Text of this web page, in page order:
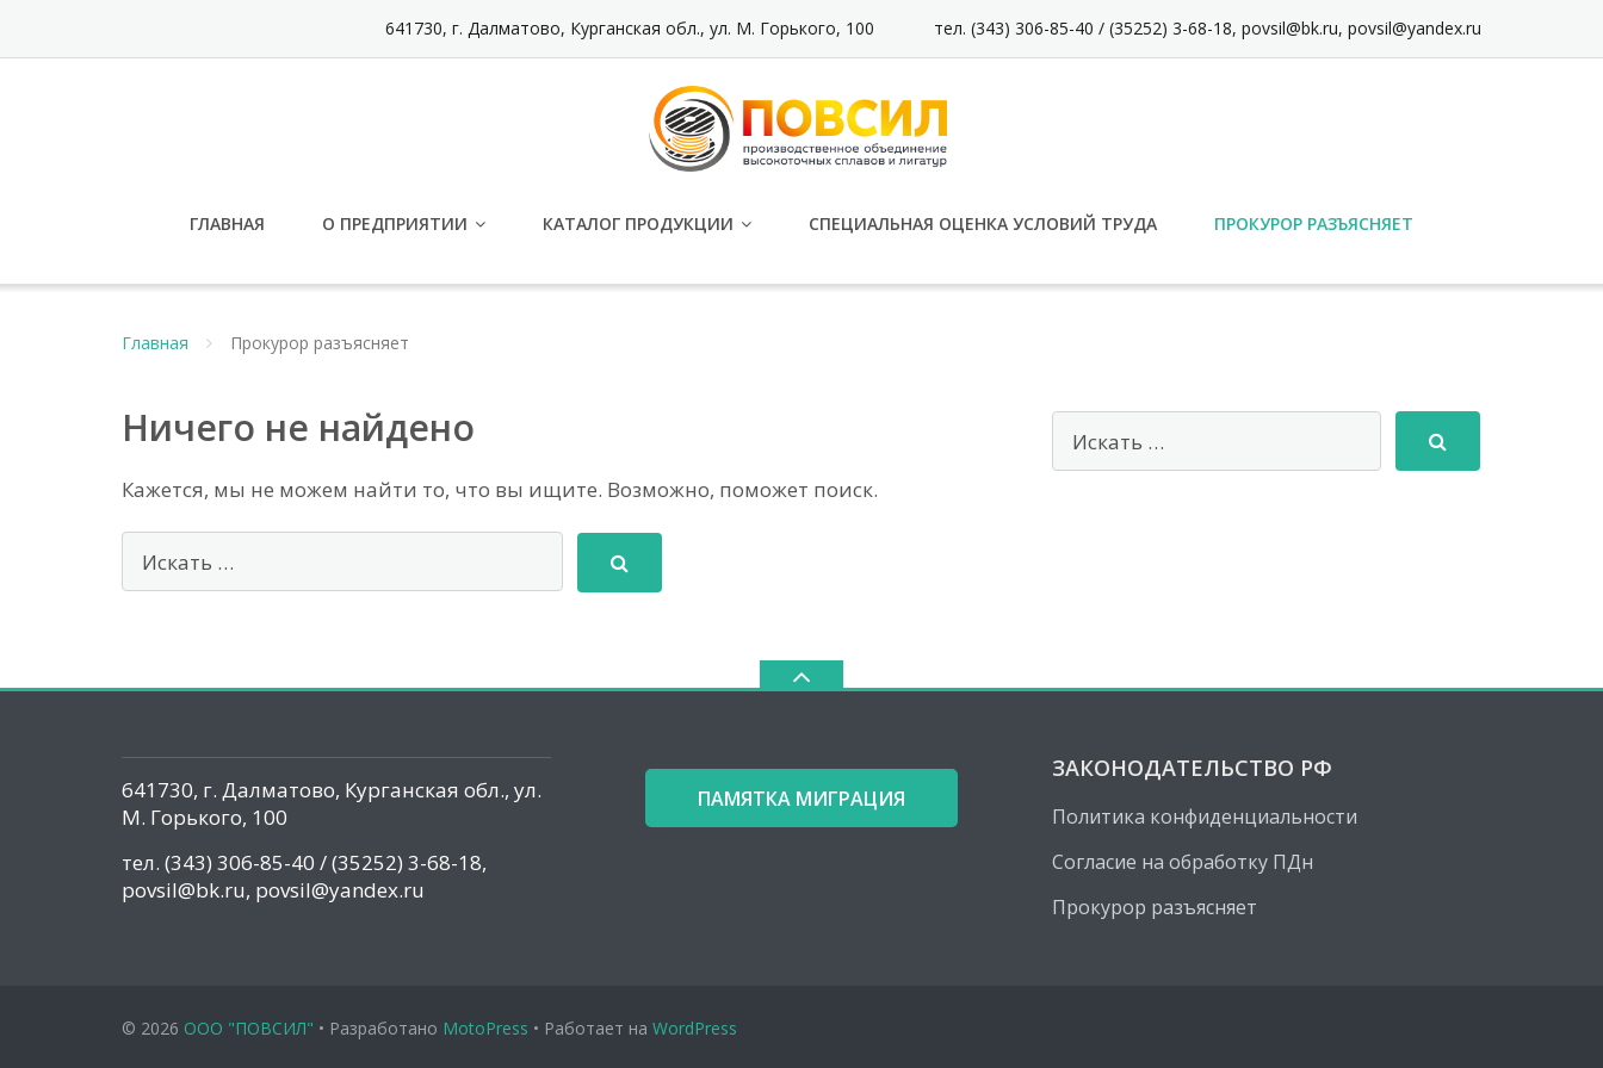
содержимому
641730, г. Далматово, Курганская обл., ул. М. Горького, 100 тел. (343) 306-85-40 / (35252) 3-68-18, povsil@bk.ru, povsil@yandex.ru
ГЛАВНАЯ О ПРЕДПРИЯТИИ КАТАЛОГ ПРОДУКЦИИ СПЕЦИАЛЬНАЯ ОЦЕНКА УСЛОВИЙ ТРУДА ПРОКУРОР РАЗЪЯСНЯЕТ
Главная Прокурор разъясняет
Ничего не найдено
Кажется, мы не можем найти то, что вы ищите. Возможно, поможет поиск.
641730, г. Далматово, Курганская обл., ул.
М. Горького, 100
тел. (343) 306-85-40 / (35252) 3-68-18,
povsil@bk.ru, povsil@yandex.ru
ПАМЯТКА МИГРАЦИЯ
ЗАКОНОДАТЕЛЬСТВО РФ
Политика конфиденциальности
Согласие на обработку ПДн
Прокурор разъясняет
© 2026 ООО "ПОВСИЛ" • Разработано MotoPress • Работает на WordPress